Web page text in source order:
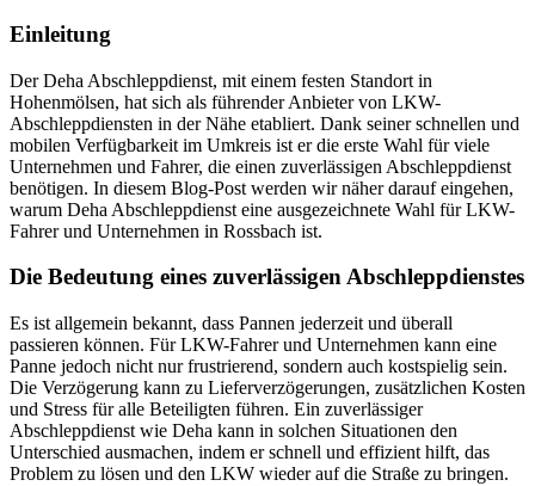
Einleitung
Der Deha Abschleppdienst, mit einem festen Standort in
Hohenmölsen, hat sich als führender Anbieter von LKW-
Abschleppdiensten in der Nähe etabliert. Dank seiner schnellen und
mobilen Verfügbarkeit im Umkreis ist er die erste Wahl für viele
Unternehmen und Fahrer, die einen zuverlässigen Abschleppdienst
benötigen. In diesem Blog-Post werden wir näher darauf eingehen,
warum Deha Abschleppdienst eine ausgezeichnete Wahl für LKW-
Fahrer und Unternehmen in Rossbach ist.
Die Bedeutung eines zuverlässigen Abschleppdienstes
Es ist allgemein bekannt, dass Pannen jederzeit und überall
passieren können. Für LKW-Fahrer und Unternehmen kann eine
Panne jedoch nicht nur frustrierend, sondern auch kostspielig sein.
Die Verzögerung kann zu Lieferverzögerungen, zusätzlichen Kosten
und Stress für alle Beteiligten führen. Ein zuverlässiger
Abschleppdienst wie Deha kann in solchen Situationen den
Unterschied ausmachen, indem er schnell und effizient hilft, das
Problem zu lösen und den LKW wieder auf die Straße zu bringen.